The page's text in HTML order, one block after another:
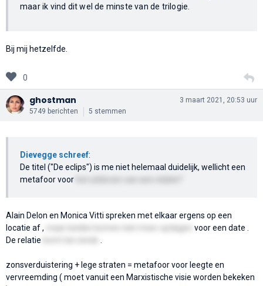
maar ik vind dit wel de minste van de trilogie.
Bij mij hetzelfde.
0
ghostman
5749 berichten 5 stemmen
3 maart 2021, 20:53 uur
Dievegge schreef:
De titel ("De eclips") is me niet helemaal duidelijk, wellicht een
metafoor voor
Alain Delon en Monica Vitti spreken met elkaar ergens op een
locatie af ,
voor een date .
De relatie
zonsverduistering + lege straten = metafoor voor leegte en
vervreemding ( moet vanuit een Marxistische visie worden bekeken